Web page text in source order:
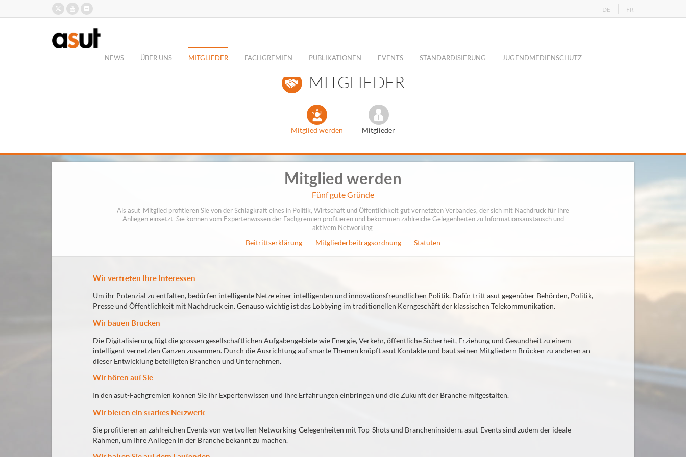
DE FR
NEWS ÜBER UNS MITGLIEDER FACHGREMIEN PUBLIKATIONEN EVENTS STANDARDISIERUNG JUGENDMEDIENSCHUTZ
MITGLIEDER
Mitglied werden Mitglieder
Mitglied werden
Fünf gute Gründe
Als asut-Mitglied profitieren Sie von der Schlagkraft eines in Politik, Wirtschaft und Öffentlichkeit gut vernetzten Verbandes, der sich mit Nachdruck für Ihre
Anliegen einsetzt. Sie können vom Expertenwissen der Fachgremien profitieren und bekommen zahlreiche Gelegenheiten zu Informationsaustausch und
aktivem Networking.
Beitrittserklärung Mitgliederbeitragsordnung Statuten
Wir vertreten Ihre Interessen
Um ihr Potenzial zu entfalten, bedürfen intelligente Netze einer intelligenten und innovationsfreundlichen Politik. Dafür tritt asut gegenüber Behörden, Politik,
Presse und Öffentlichkeit mit Nachdruck ein. Genauso wichtig ist das Lobbying im traditionellen Kerngeschäft der klassischen Telekommunikation.
Wir bauen Brücken
Die Digitalisierung fügt die grossen gesellschaftlichen Aufgabengebiete wie Energie, Verkehr, öffentliche Sicherheit, Erziehung und Gesundheit zu einem
intelligent vernetzten Ganzen zusammen. Durch die Ausrichtung auf smarte Themen knüpft asut Kontakte und baut seinen Mitgliedern Brücken zu anderen an
dieser Entwicklung beteiligten Branchen und Unternehmen.
Wir hören auf Sie
In den asut-Fachgremien können Sie Ihr Expertenwissen und Ihre Erfahrungen einbringen und die Zukunft der Branche mitgestalten.
Wir bieten ein starkes Netzwerk
Sie profitieren an zahlreichen Events von wertvollen Networking-Gelegenheiten mit Top-Shots und Brancheninsidern. asut-Events sind zudem der ideale
Rahmen, um Ihre Anliegen in der Branche bekannt zu machen.